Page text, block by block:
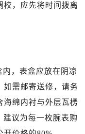
贵州省贵阳市南明区都司高架桥路33号亨特国际金融中心14楼14D万国售后服务中心（需提前预约）
台州市椒江区东海大道1800号腾达中心东1幢20楼2002室万国售后服务中心（需提前预约）
呼和浩特市玉泉区大学西街70号华润万象城写字楼（鄂尔多斯大厦）23层2326室万国售后服务中心（需提前预约）
兰州市七里河区西津西路16号兰州中心写字楼21层2102室万国售后服务中心（需提前预约）
校，应先将时间拨离
，表盒应放在阴凉
如需邮寄送修，请务
海绵内衬与外层瓦楞
建议为每一枚腕表购